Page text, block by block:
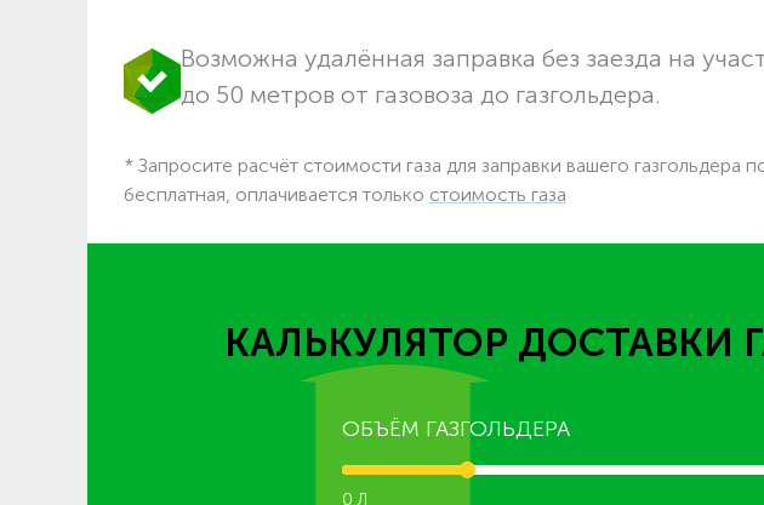
Возможна удалённая заправка без заезда на
до 50 метров от газовоза до газгольдера.
* Запросите расчёт стоимости газа для заправки вашего газгольдера
бесплатная, оплачивается только стоимость газа
КАЛЬКУЛЯТОР ДОСТАВКИ
ОБЪЁМ ГАЗГОЛЬДЕРА
0 Л